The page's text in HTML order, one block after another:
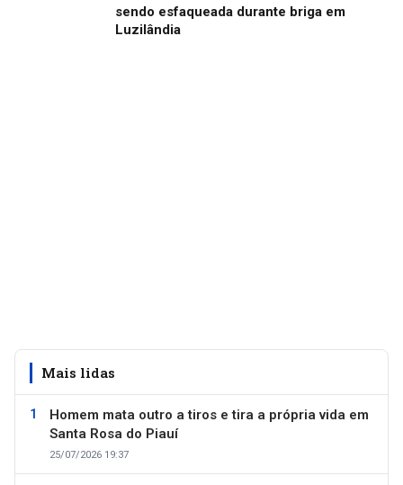
sendo esfaqueada durante briga em
Luzilândia
Mais lidas
Homem mata outro a tiros e tira a própria vida em
Santa Rosa do Piauí
25/07/2026 19:37